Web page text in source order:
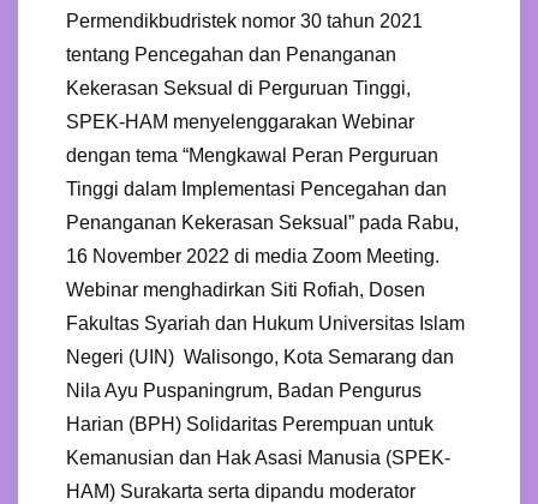
Permendikbudristek nomor 30 tahun 2021
tentang Pencegahan dan Penanganan
Kekerasan Seksual di Perguruan Tinggi,
SPEK-HAM menyelenggarakan Webinar
dengan tema “Mengkawal Peran Perguruan
Tinggi dalam Implementasi Pencegahan dan
Penanganan Kekerasan Seksual” pada Rabu,
16 November 2022 di media Zoom Meeting.
Webinar menghadirkan Siti Rofiah, Dosen
Fakultas Syariah dan Hukum Universitas Islam
Negeri (UIN) Walisongo, Kota Semarang dan
Nila Ayu Puspaningrum, Badan Pengurus
Harian (BPH) Solidaritas Perempuan untuk
Kemanusian dan Hak Asasi Manusia (SPEK-
HAM) Surakarta serta dipandu moderator